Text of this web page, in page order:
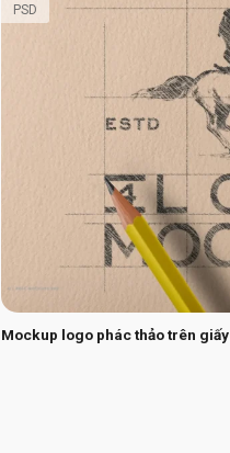
Mockup logo phác thảo trên giấy
PSD